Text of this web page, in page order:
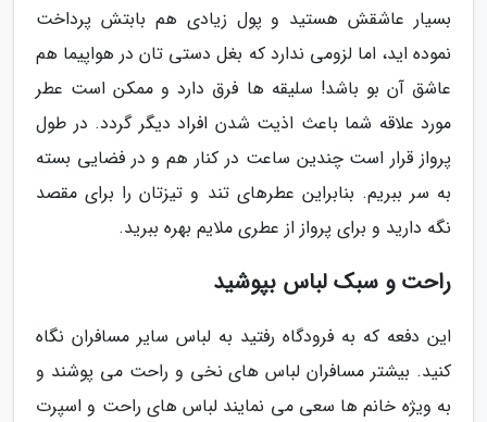
بسیار عاشقش هستید و پول زیادی هم بابتش پرداخت
نموده اید، اما لزومی ندارد که بغل دستی تان در هواپیما هم
عاشق آن بو باشد! سلیقه ها فرق دارد و ممکن است عطر
مورد علاقه شما باعث اذیت شدن افراد دیگر گردد. در طول
پرواز قرار است چندین ساعت در کنار هم و در فضایی بسته
به سر ببریم. بنابراین عطرهای تند و تیزتان را برای مقصد
نگه دارید و برای پرواز از عطری ملایم بهره ببرید.
راحت و سبک لباس بپوشید
این دفعه که به فرودگاه رفتید به لباس سایر مسافران نگاه
کنید. بیشتر مسافران لباس های نخی و راحت می پوشند و
به ویژه خانم ها سعی می نمایند لباس های راحت و اسپرت